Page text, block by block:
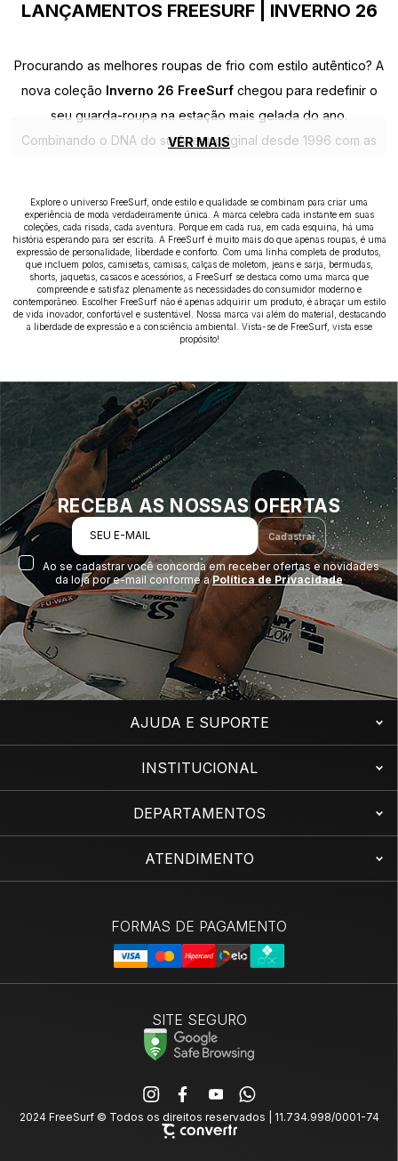
LANÇAMENTOS FREESURF | INVERNO 26
Procurando as melhores roupas de frio com estilo autêntico? A
nova coleção Inverno 26 FreeSurfchegou para redefinir o
seu guarda-roupa na estação mais gelada do ano.
Combinando o DNA do surfwear original desde 1996 com as
exclusivos emjaquetas corta-vento impermeáveis ,
moletons canguru grossos,casacos forrados para o frio
extremo, calças de moletom peluciadaseacessórios de
invernopara toda a família. Compre roupas de inverno online
com modelagem impecável, tecidos de alta durabilidade e
garanta o seu lifestyle tanto nas trips de surf quanto no asfalto.
VER MAIS
Explore o universo FreeSurf, onde estilo e qualidade se combinam para criar uma
experiência de moda verdadeiramente única. A marca celebra cada instante em suas
coleções, cada risada, cada aventura. Porque em cada rua, em cada esquina, há uma
história esperando para ser escrita. A FreeSurf é muito mais do que apenas roupas, é uma
expressão de personalidade, liberdade e conforto. Com uma linha completa de produtos,
que incluem polos, camisetas, camisas, calças de moletom, jeans e sarja, bermudas,
shorts, jaquetas, casacos e acessórios, a FreeSurf se destaca como uma marca que
compreende e satisfaz plenamente as necessidades do consumidor moderno e
contemporâneo. Escolher FreeSurf não é apenas adquirir um produto, é abraçar um estilo
de vida inovador, confortável e sustentável. Nossa marca vai além do material, destacando
a liberdade de expressão e a consciência ambiental. Vista-se de FreeSurf, vista esse
propósito!
RECEBA AS NOSSAS OFERTAS
SEU E-MAIL Cadastrar
Ao se cadastrar você concorda em receber ofertas e novidades
da loja por e-mail conforme aPolítica de Privacidade
AJUDA E SUPORTE
INSTITUCIONAL
DEPARTAMENTOS
ATENDIMENTO
SITE SEGURO
2024 FreeSurf © Todos os direitos reservados | 11.734.998/0001-74